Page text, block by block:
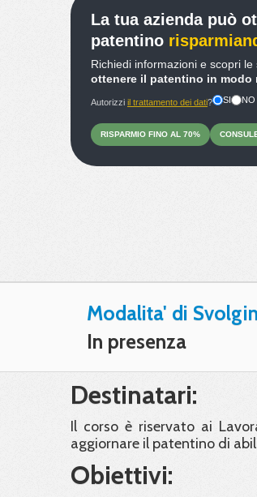
La tua azienda può
patentino
Richiedi informazioni e scopri
ottenere il patentino in modo
Autorizzi il trattamento dei dati? SI NO
RISPARMIO FINO AL 70%
Modalita' di
In presenza
Destinatari:
Il corso è riservato ai
aggiornare il patentino di
Obiettivi: